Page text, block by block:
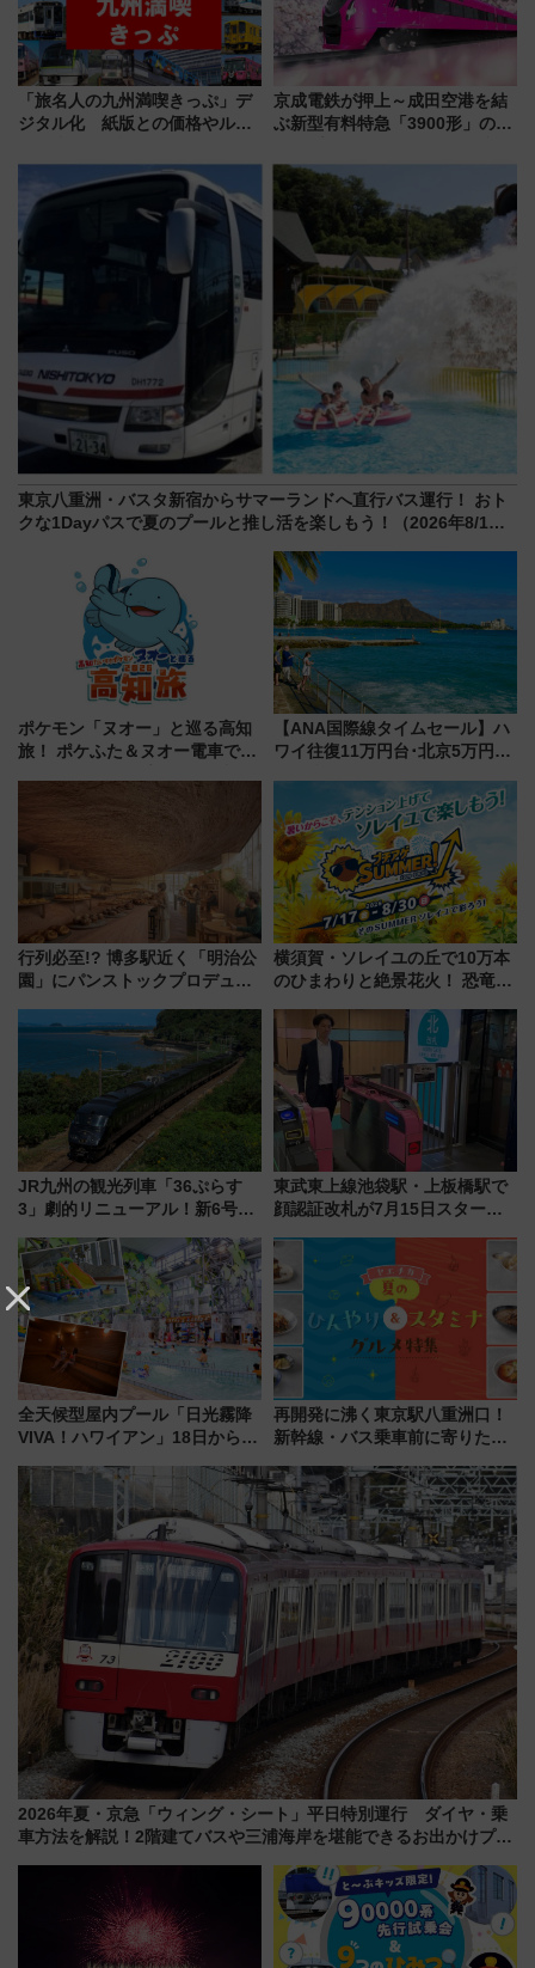
「旅名人の九州満喫きっぷ」デ
ジタル化 紙版との価格やルー
京成電鉄が押上～成田空港を結
ぶ新型有料特急「3900形」のコ
募集も実施
東京八重洲・バスタ新宿からサマーランドへ直行バス運行！ おト
クな1Dayパスで夏のプールと推し活を楽しもう！（2026年8/1～
ポケモン「ヌオー」と巡る高知
旅！ ポケふた＆ヌオー電車で楽
【ANA国際線タイムセール】ハ
ワイ往復11万円台･北京5万円台
来春のGW旅行まで狙える激ア
ツ路線まとめ（8/10まで）
行列必至!? 博多駅近く「明治公
園」にパンストックプロデュー
オープン 秋からはビストロ営業
横須賀・ソレイユの丘で10万本
のひまわりと絶景花火！ 恐竜や
帰りお出かけ最新情報（2026年
7月17日～開催）
JR九州の観光列車「36ぷらす
3」劇的リニューアル！新6号車
別 “プレミアムランチ”導入･ル
ートや価格など解説
東武東上線池袋駅・上板橋駅で
顔認証改札が7月15日スター
でシームレスに
全天候型屋内プール「日光霧降
VIVA！ハワイアン」18日から営
ァミリーから大人まで幅広い世
代が一日中楽しる夏のリゾート
を楽しんで
再開発に沸く東京駅八重洲口！
新幹線・バス乗車前に寄りたい
やり＆スタミナグルメ」6選【新
店舗も！】
2026年夏・京急「ウィング・シート」平日特別運行 ダイヤ・乗
車方法を解説！2階建てバスや三浦海岸を堪能できるお出かけプラ